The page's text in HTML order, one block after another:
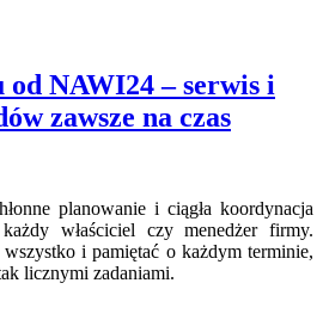
od NAWI24 – serwis i
zawsze na czas
planowanie i ciągła koordynacja
właściciel czy menedżer firmy.
i pamiętać o każdym terminie,
licznymi zadaniami.